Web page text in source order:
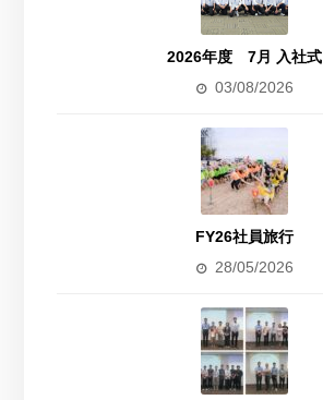
2026年度 7月 入社式
03/08/2026
FY26社員旅行
28/05/2026